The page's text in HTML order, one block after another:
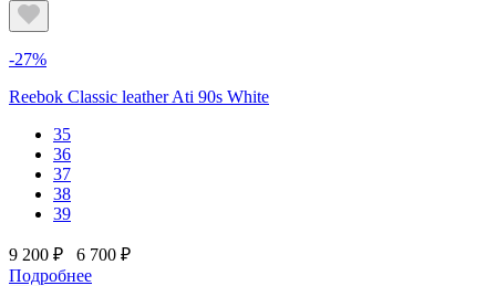
-27%
Reebok Classic leather Ati 90s White
35
36
37
38
39
9 200 ₽
6 700 ₽
Подробнее